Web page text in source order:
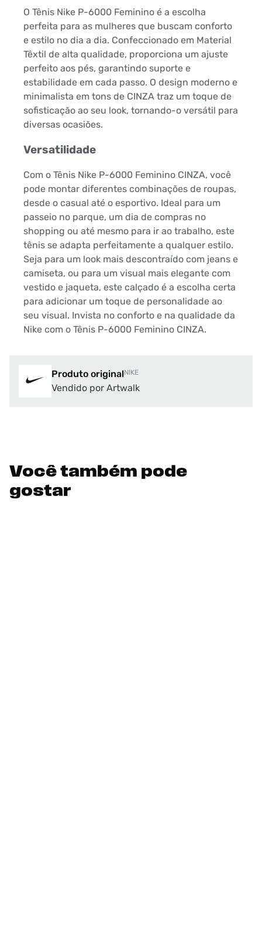
O Tênis Nike P-6000 Feminino é a escolha
perfeita para as mulheres que buscam conforto
e estilo no dia a dia. Confeccionado em Material
Têxtil de alta qualidade, proporciona um ajuste
perfeito aos pés, garantindo suporte e
estabilidade em cada passo. O design moderno e
minimalista em tons de CINZA traz um toque de
sofisticação ao seu look, tornando-o versátil para
diversas ocasiões.
Versatilidade
Com o Tênis Nike P-6000 Feminino CINZA, você
pode montar diferentes combinações de roupas,
desde o casual até o esportivo. Ideal para um
passeio no parque, um dia de compras no
shopping ou até mesmo para ir ao trabalho, este
tênis se adapta perfeitamente a qualquer estilo.
Seja para um look mais descontraído com jeans e
camiseta, ou para um visual mais elegante com
vestido e jaqueta, este calçado é a escolha certa
para adicionar um toque de personalidade ao
seu visual. Invista no conforto e na qualidade da
Nike com o Tênis P-6000 Feminino CINZA.
Produto originalNIKE
Vendido por Artwalk
Você também pode
gostar